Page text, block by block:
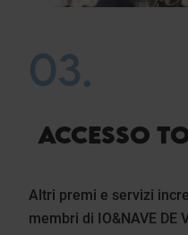
03.
ACCESSO
Altri premi e servizi
membri di IO&NAVE DE